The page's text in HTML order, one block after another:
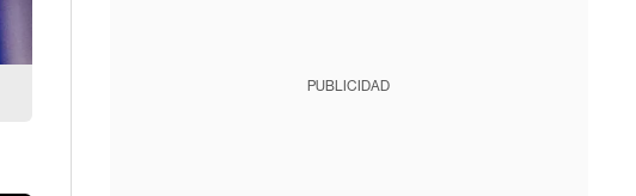
PUBLICIDAD